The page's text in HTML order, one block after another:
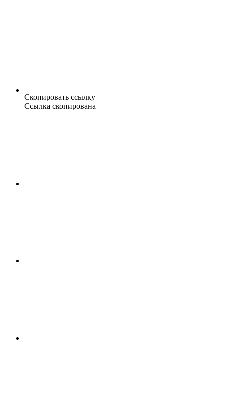
Скопировать ссылку
Ссылка скопирована